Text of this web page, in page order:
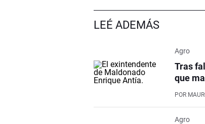
LEÉ ADEMÁS
Agro
Tras
que
POR
Agro